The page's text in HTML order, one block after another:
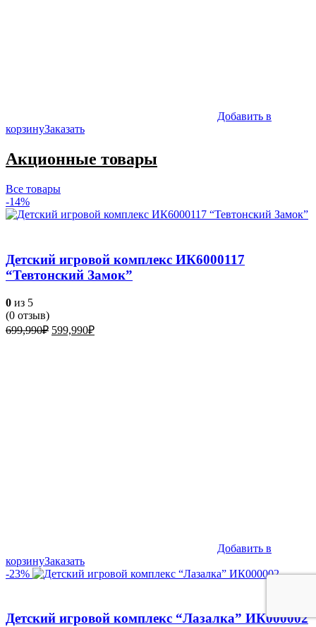
Добавить в
корзинуЗаказать
Акционные товары
Все товары
-14%
Детский игровой комплекс ИК6000117
“Тевтонский Замок”
0 из 5
(0 отзыв)
699,990₽ Первоначальная
599,990₽Текущая
Добавить в
корзинуЗаказать
-23%
Детский игровой комплекс “Лазалка” ИК000002